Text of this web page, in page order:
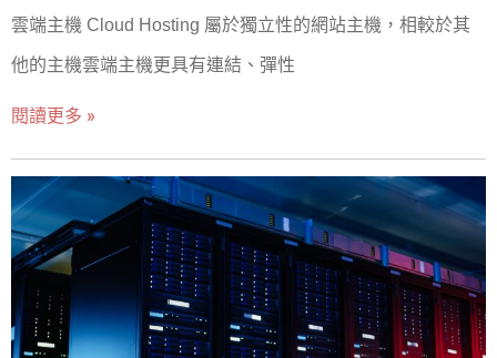
雲端主機 Cloud Hosting 屬於獨立性的網站主機，相較於其
他的主機雲端主機更具有連結、彈性
閱讀更多 »